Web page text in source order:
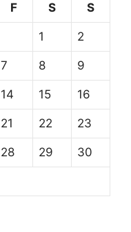
F S S
1 2
7 8 9
14 15 16
21 22 23
28 29 30